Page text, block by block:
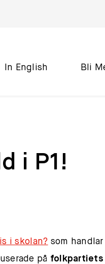
In English Bli
i P1!
i skolan? som handlar
på folkpartiets